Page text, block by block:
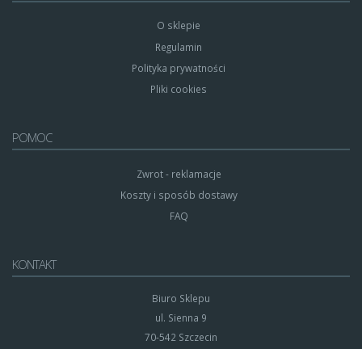
O sklepie
Regulamin
Polityka prywatności
Pliki cookies
POMOC
Zwrot - reklamacje
Koszty i sposób dostawy
FAQ
KONTAKT
Biuro Sklepu
ul. Sienna 9
70-542 Szczecin